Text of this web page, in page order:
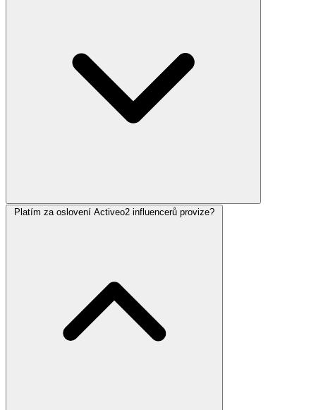
Platím za oslovení Activeo2 influencerů provize?